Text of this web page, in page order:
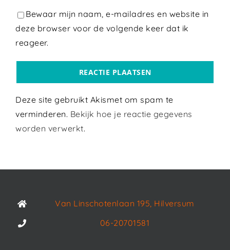
Bewaar mijn naam, e-mailadres en website in
deze browser voor de volgende keer dat ik
reageer.
Deze site gebruikt Akismet om spam te
verminderen. Bekijk hoe je reactie gegevens
worden verwerkt.
Van Linschotenlaan 195, Hilversum
06-20701581